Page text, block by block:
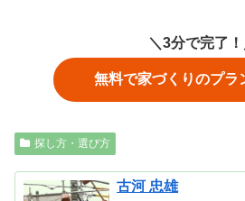
＼3分で完了！
無料で家づくりのプラ
探し方・選び方
古河 忠雄